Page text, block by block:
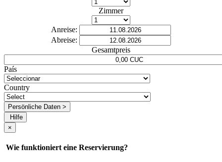
Zimmer
Anreise:
Abreise:
Gesamtpreis
País
Country
Persönliche Daten >
Hilfe
×
Wie funktioniert eine Reservierung?